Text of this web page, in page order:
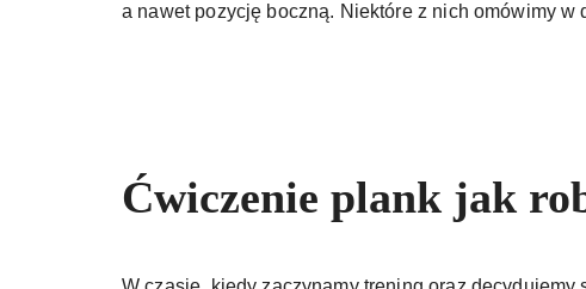
a nawet pozycję boczną. Niektóre z nich omówimy w
Ćwiczenie plank jak